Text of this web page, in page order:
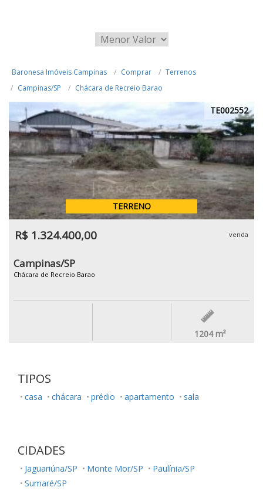
Baronesa Imóveis Campinas Comprar
Terrenos
Campinas/SP
Chácara de Recreio Barao
TE002552
TERRENO
R$ 1.324.400,00 venda
Campinas/SP
Chácara de Recreio Barao
1204 m²
TIPOS
casa chácara prédio apartamento sala
CIDADES
Jaguariúna/SP Monte Mor/SP
Paulínia/SP
Sumaré/SP